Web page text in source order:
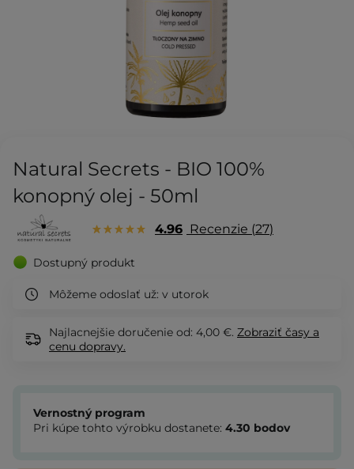
Natural Secrets - BIO 100%
konopný olej - 50ml
4.96 Recenzie 27
Dostupný produkt
Môžeme odoslať už: v utorok
Najlacnejšie doručenie od: 4,00 €. Zobraziť časy a
cenu dopravy.
Vernostný program
Pri kúpe tohto výrobku dostanete: 4.30 bodov